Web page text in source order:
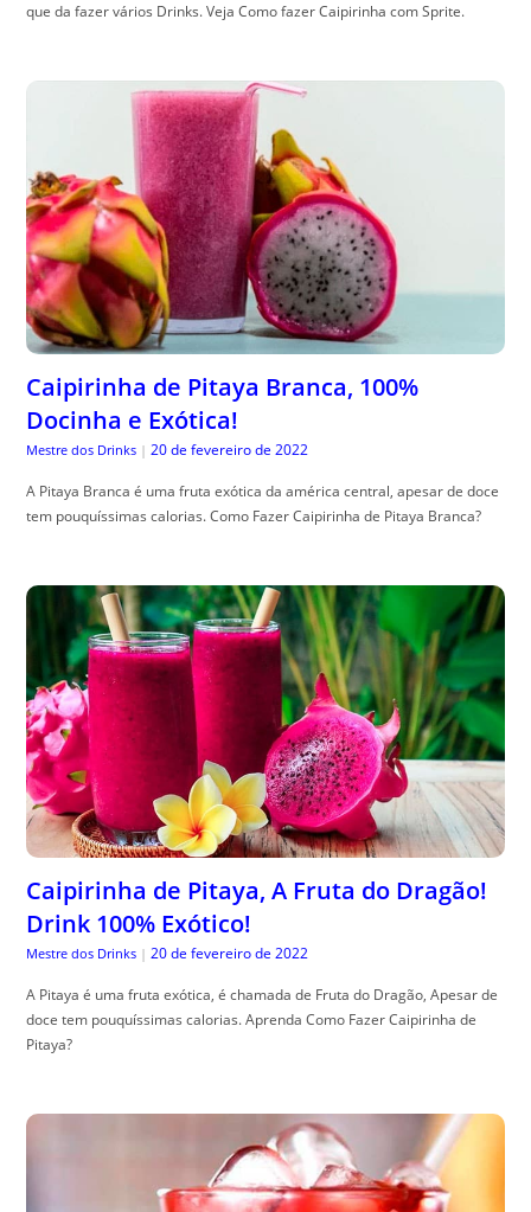
que da fazer vários Drinks. Veja Como fazer Caipirinha com Sprite.
Caipirinha de Pitaya Branca, 100%
Docinha e Exótica!
Mestre dos Drinks | 20 de fevereiro de 2022
A Pitaya Branca é uma fruta exótica da américa central, apesar de doce
tem pouquíssimas calorias. Como Fazer Caipirinha de Pitaya Branca?
Caipirinha de Pitaya, A Fruta do Dragão!
Drink 100% Exótico!
Mestre dos Drinks | 20 de fevereiro de 2022
A Pitaya é uma fruta exótica, é chamada de Fruta do Dragão, Apesar de
doce tem pouquíssimas calorias. Aprenda Como Fazer Caipirinha de
Pitaya?